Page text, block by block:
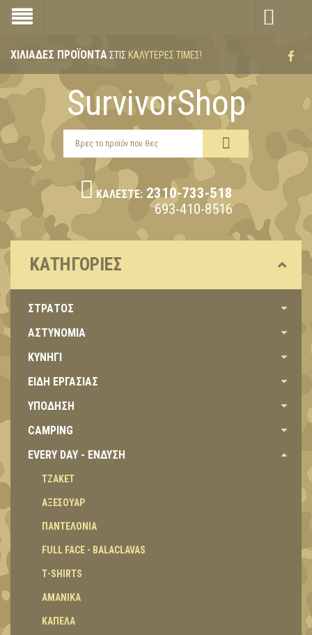
ΧΙΛΙΆΔΕΣ ΠΡΟΪΌΝΤΑΣΤΙΣ ΚΑΛΎΤΕΡΕΣ ΤΙΜΈΣ!
SurvivorShop
ΚΑΛΈΣΤΕ: 2310-733-518
693-410-8516
ΚΑΤΗΓΟΡΊΕΣ
ΣΤΡΑΤΟΣ
ΑΣΤΥΝΟΜΙΑ
ΚΥΝΗΓΙ
ΕΙΔΗ ΕΡΓΑΣΙΑΣ
ΥΠΟΔΗΣΗ
CAMPING
EVERY DAY - ΕΝΔΥΣΗ
ΤΖΑΚΕΤ
ΑΞΕΣΟΥΑΡ
ΠΑΝΤΕΛΟΝΙΑ
FULL FACE - BALACLAVAS
Τ-SHIRTS
ΑΜΑΝΙΚΑ
ΚΑΠΕΛΑ